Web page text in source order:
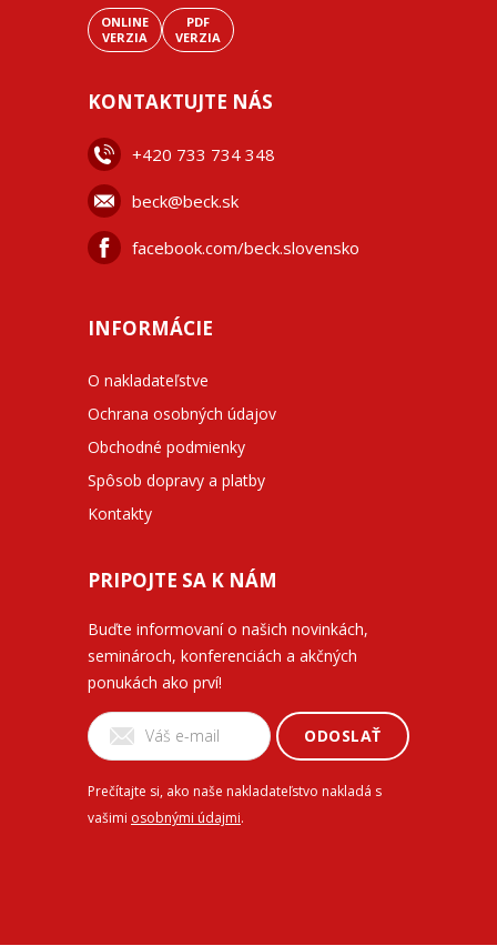
ONLINE
VERZIA
PDF
VERZIA
KONTAKTUJTE NÁS
+420 733 734 348
beck@beck.sk
facebook.com/beck.slovensko
INFORMÁCIE
O nakladateľstve
Ochrana osobných údajov
Obchodné podmienky
Spôsob dopravy a platby
Kontakty
PRIPOJTE SA K NÁM
Buďte informovaní o našich novinkách,
seminároch, konferenciách a akčných
ponukách ako prví!
ODOSLAŤ
Prečítajte si, ako naše nakladateľstvo nakladá s
vašimi osobnými údajmi.